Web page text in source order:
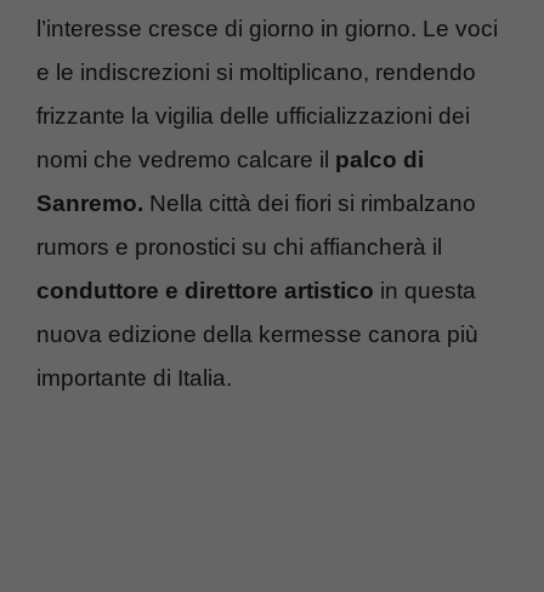
l’interesse cresce di giorno in giorno. Le voci
e le indiscrezioni si moltiplicano, rendendo
frizzante la vigilia delle ufficializzazioni dei
nomi che vedremo calcare il palco di
Sanremo. Nella città dei fiori si rimbalzano
rumors e pronostici su chi affiancherà il
conduttore e direttore artistico in questa
nuova edizione della kermesse canora più
importante di Italia.